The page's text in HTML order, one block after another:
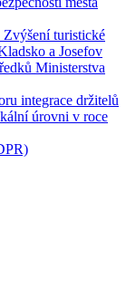
Zvýšení turistické
a Josefov
Ministerstva
integrace držitelů
úrovni v roce